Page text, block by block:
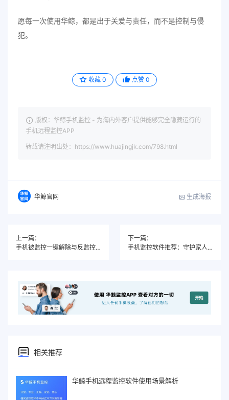
愿每一次使用华鲸，都是出于关爱与责任，而不是控制与侵
犯。
收藏 0 点赞 0
版权：华鲸手机监控 - 为海内外客户提供能够完全隐藏运行的
手机远程监控APP
转载请注明出处：https://www.huajingjk.com/798.html
华鲸官网 生成海报
上一篇：
手机被监控一键解除与反监控解决方案
下一篇：
手机监控软件推荐：守护家人朋友与手机设备安全的解决方案
相关推荐
华鲸手机远程监控软件使用场景解析